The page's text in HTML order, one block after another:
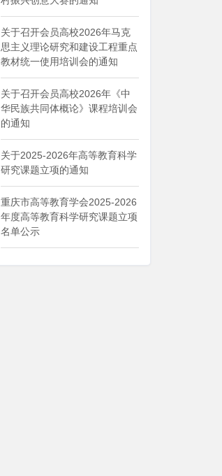
关于召开会员高校2026年马克
思主义理论研究和建设工程重点
教材统一使用培训会的通知
关于召开会员高校2026年《中
华民族共同体概论》课程培训会
的通知
关于2025-2026年高等教育科学
研究课题立项的通知
重庆市高等教育学会2025-2026
年度高等教育科学研究课题立项
名单公示